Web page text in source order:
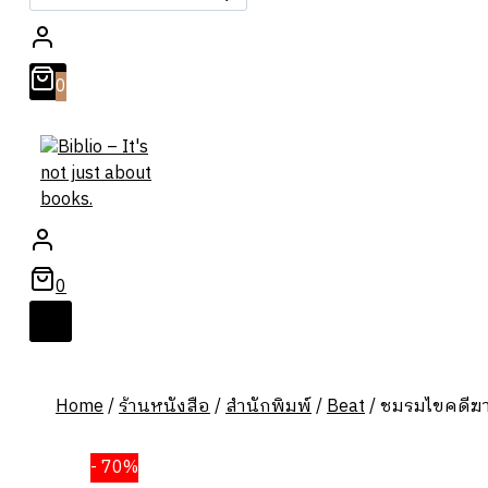
สำหรับ:
0
0
Home/ร้านหนังสือ/สำนักพิมพ์/Beat/ชมรมไขคดี
- 70%